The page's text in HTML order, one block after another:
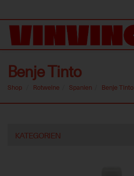
Benje Tinto
Shop Rotweine Spanien Benje Tinto
KATEGORIEN